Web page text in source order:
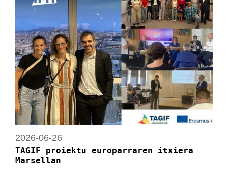
2026-06-26
TAGIF proiektu europarraren itxiera
Marsellan